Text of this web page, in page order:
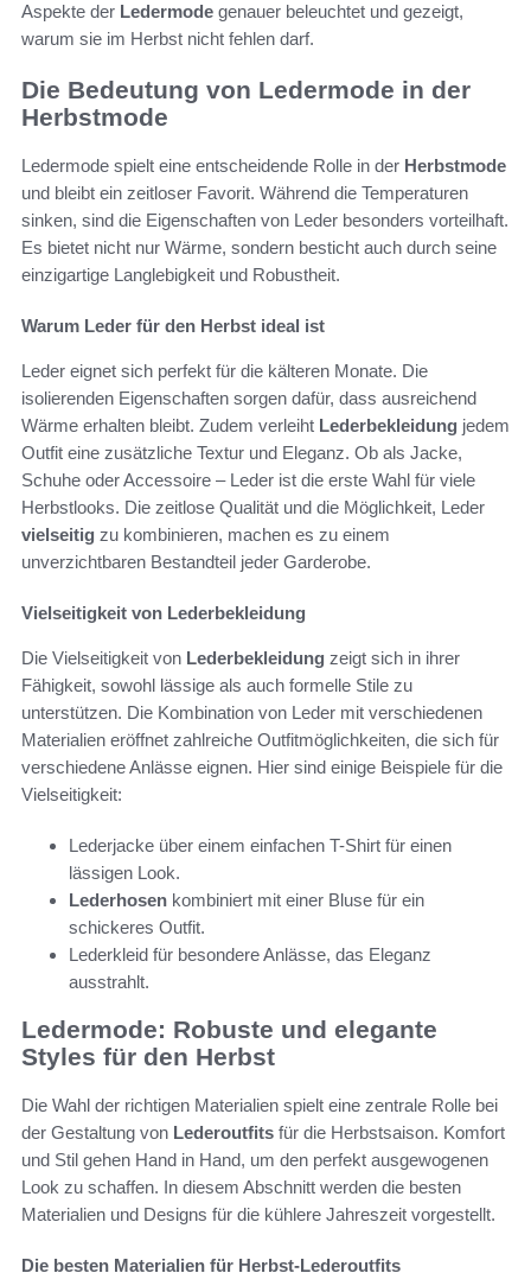
Aspekte der Ledermode genauer beleuchtet und gezeigt,
warum sie im Herbst nicht fehlen darf.
Die Bedeutung von Ledermode in der
Herbstmode
Ledermode spielt eine entscheidende Rolle in der Herbstmode
und bleibt ein zeitloser Favorit. Während die Temperaturen
sinken, sind die Eigenschaften von Leder besonders vorteilhaft.
Es bietet nicht nur Wärme, sondern besticht auch durch seine
einzigartige Langlebigkeit und Robustheit.
Warum Leder für den Herbst ideal ist
Leder eignet sich perfekt für die kälteren Monate. Die
isolierenden Eigenschaften sorgen dafür, dass ausreichend
Wärme erhalten bleibt. Zudem verleiht Lederbekleidung jedem
Outfit eine zusätzliche Textur und Eleganz. Ob als Jacke,
Schuhe oder Accessoire – Leder ist die erste Wahl für viele
Herbstlooks. Die zeitlose Qualität und die Möglichkeit, Leder
vielseitig zu kombinieren, machen es zu einem
unverzichtbaren Bestandteil jeder Garderobe.
Vielseitigkeit von Lederbekleidung
Die Vielseitigkeit von Lederbekleidung zeigt sich in ihrer
Fähigkeit, sowohl lässige als auch formelle Stile zu
unterstützen. Die Kombination von Leder mit verschiedenen
Materialien eröffnet zahlreiche Outfitmöglichkeiten, die sich für
verschiedene Anlässe eignen. Hier sind einige Beispiele für die
Vielseitigkeit:
Lederjacke über einem einfachen T-Shirt für einen
lässigen Look.
Lederhosen kombiniert mit einer Bluse für ein
schickeres Outfit.
Lederkleid für besondere Anlässe, das Eleganz
ausstrahlt.
Ledermode: Robuste und elegante
Styles für den Herbst
Die Wahl der richtigen Materialien spielt eine zentrale Rolle bei
der Gestaltung von Lederoutfits für die Herbstsaison. Komfort
und Stil gehen Hand in Hand, um den perfekt ausgewogenen
Look zu schaffen. In diesem Abschnitt werden die besten
Materialien und Designs für die kühlere Jahreszeit vorgestellt.
Die besten Materialien für Herbst-Lederoutfits